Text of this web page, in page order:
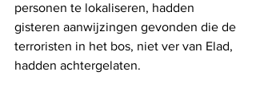
personen te lokaliseren, hadden
gisteren aanwijzingen gevonden die de
terroristen in het bos, niet ver van Elad,
hadden achtergelaten.